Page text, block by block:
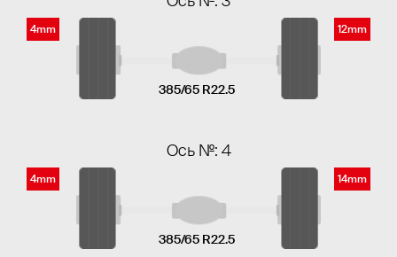
4mm
385/65 R22.5
12mm
Ось №: 4
4mm
385/65 R22.5
14mm